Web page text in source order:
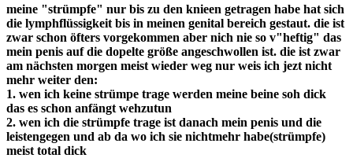
meine "strümpfe" nur bis zu den knieen getragen habe hat sich
die lymphflüssigkeit bis in meinen genital bereich gestaut. die ist
zwar schon öfters vorgekommen aber nich nie so v"heftig" das
mein penis auf die dopelte größe angeschwollen ist. die ist zwar
am nächsten morgen meist wieder weg nur weis ich jezt nicht
mehr weiter den:
1. wen ich keine strümpe trage werden meine beine soh dick
das es schon anfängt wehzutun
2. wen ich die strümpfe trage ist danach mein penis und die
leistengegen und ab da wo ich sie nichtmehr habe(strümpfe)
meist total dick